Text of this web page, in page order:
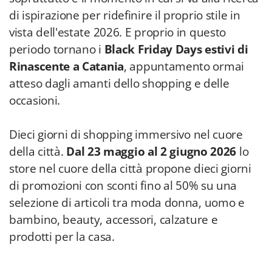
di ispirazione per ridefinire il proprio stile in
vista dell'estate 2026. E proprio in questo
periodo tornano i Black Friday Days estivi di
Rinascente a Catania, appuntamento ormai
atteso dagli amanti dello shopping e delle
occasioni.
Dieci giorni di shopping immersivo nel cuore
della città. Dal 23 maggio al 2 giugno 2026 lo
store nel cuore della città propone dieci giorni
di promozioni con sconti fino al 50% su una
selezione di articoli tra moda donna, uomo e
bambino, beauty, accessori, calzature e
prodotti per la casa.